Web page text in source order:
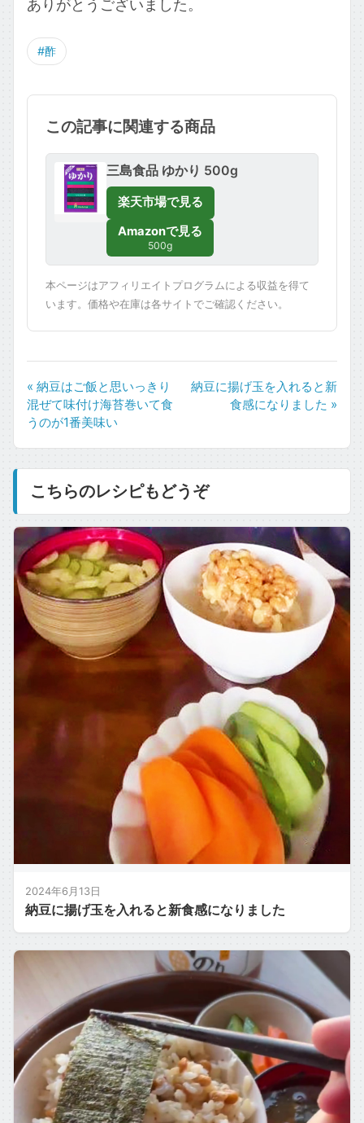
ありがとうございました。
#酢
この記事に関連する商品
三島食品 ゆかり 500g
楽天市場で見る
Amazonで見る
500g
本ページはアフィリエイトプログラムによる収益を得て
います。価格や在庫は各サイトでご確認ください。
« 納豆はご飯と思いっきり
混ぜて味付け海苔巻いて食
うのが1番美味い
納豆に揚げ玉を入れると新
食感になりました »
こちらのレシピもどうぞ
2024年6月13日
納豆に揚げ玉を入れると新食感になりました